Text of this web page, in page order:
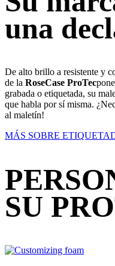
una
De alto brillo a resistente y
de la RoseCase ProTec
grabada o etiquetada, su
que habla por sí misma.
al maletín!
MÁS SOBRE
SU